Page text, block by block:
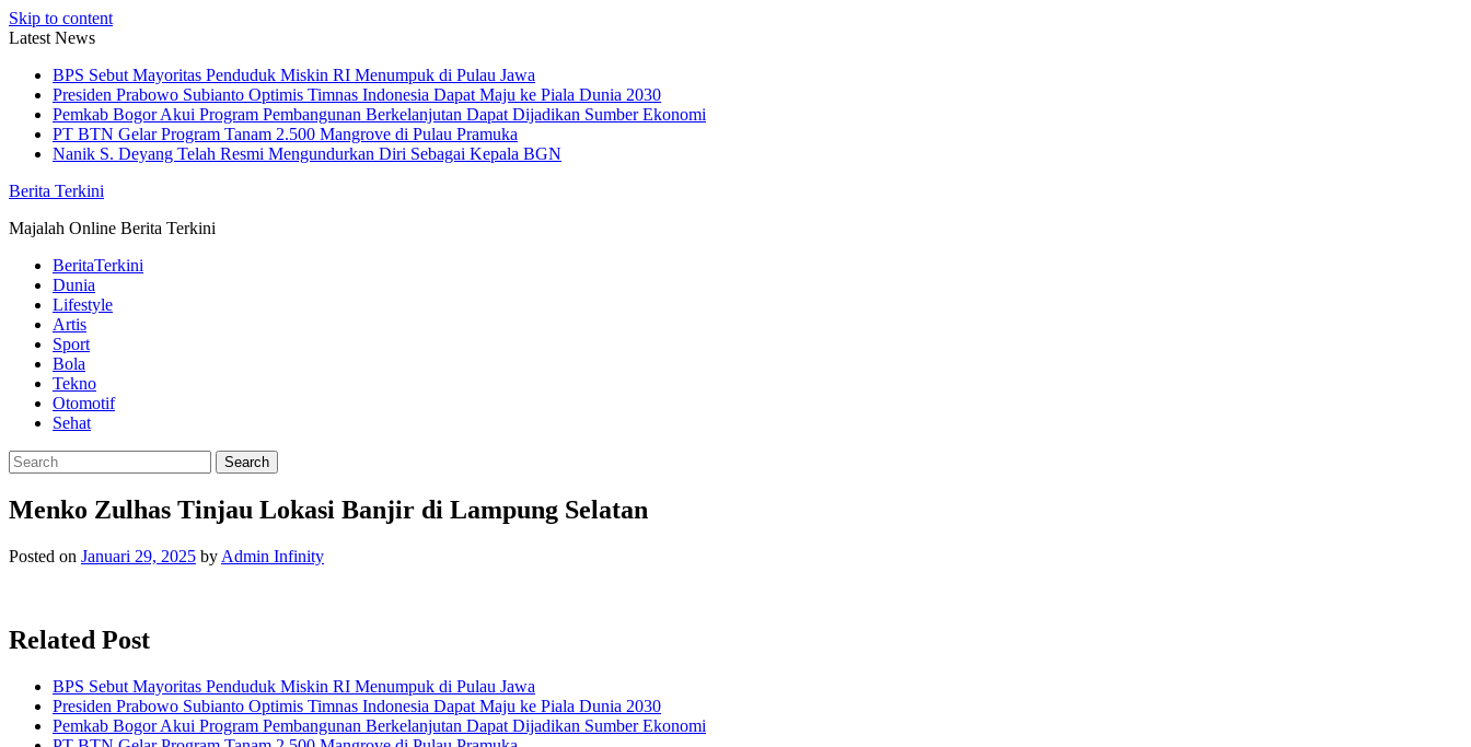
Skip to content
Latest News
BPS Sebut Mayoritas Penduduk Miskin RI Menumpuk di Pulau Jawa
Presiden Prabowo Subianto Optimis Timnas Indonesia Dapat Maju ke Piala Dunia 2030
Pemkab Bogor Akui Program Pembangunan Berkelanjutan Dapat Dijadikan Sumber Ekonomi
PT BTN Gelar Program Tanam 2.500 Mangrove di Pulau Pramuka
Nanik S. Deyang Telah Resmi Mengundurkan Diri Sebagai Kepala BGN
Berita Terkini
Majalah Online Berita Terkini
BeritaTerkini
Dunia
Lifestyle
Artis
Sport
Bola
Tekno
Otomotif
Sehat
Menko Zulhas Tinjau Lokasi Banjir di Lampung Selatan
Posted on Januari 29, 2025 by Admin Infinity
Related Post
BPS Sebut Mayoritas Penduduk Miskin RI Menumpuk di Pulau Jawa
Presiden Prabowo Subianto Optimis Timnas Indonesia Dapat Maju ke Piala Dunia 2030
Pemkab Bogor Akui Program Pembangunan Berkelanjutan Dapat Dijadikan Sumber Ekonomi